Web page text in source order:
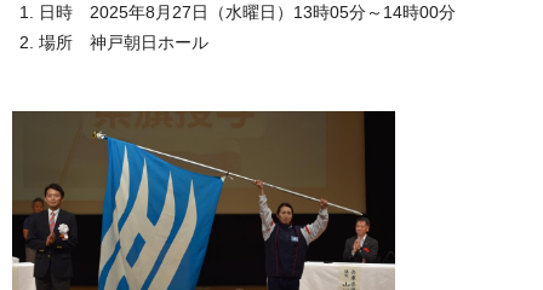
日時 2025年8月27日（水曜日）13時05分～14時00分
場所 神戸朝日ホール